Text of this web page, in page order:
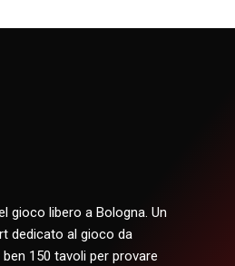
gioco libero a Bologna. Un
dedicato al gioco da
150 tavoli per provare